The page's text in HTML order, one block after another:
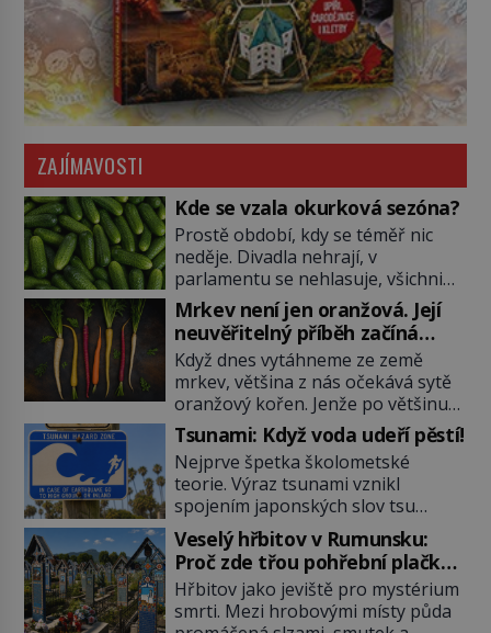
ZAJÍMAVOSTI
Kde se vzala okurková sezóna?
Prostě období, kdy se téměř nic
neděje. Divadla nehrají, v
parlamentu se nehlasuje, všichni
jsou na dovolené a média tak
nemají o čem mluvit a psát. A
vymýšlejí si proto témata, které
nikoho nezajímají. Proč je však ona
letní doba spojovaná zrovna s
okurkami? Okurkovou sezónu
známe už od poloviny 19. století,
ovšem jako Češi […]
Mrkev není jen oranžová. Její
neuvěřitelný příběh začíná
fialovou barvou
Když dnes vytáhneme ze země
mrkev, většina z nás očekává sytě
oranžový kořen. Jenže po většinu
své historie je mrkev všechno
možné, jen ne oranžová. Je fialová,
žlutá, bílá, někdy dokonce téměř
černá. Až díky stovkám let
pečlivého šlechtění se z ní stává
zelenina, bez které si českou
zahradu ani nedokážeme
představit. Její příběh je […]
Tsunami: Když voda udeří pěstí!
Nejprve špetka školometské
teorie. Výraz tsunami vznikl
spojením japonských slov tsu
(přístav) a nami (vlna). Jedná se o
dlouhou vlnu, která je na volném
moři takřka nepostřehnutelná.
Ačkoli je vlnová délka tsunami i 300
kilometrů, výška vlny na volném
Veselý hřbitov v Rumunsku:
Proč zde třou pohřební plačky
bídu s nouzí?
Hřbitov jako jeviště pro mystérium
smrti. Mezi hrobovými místy půda